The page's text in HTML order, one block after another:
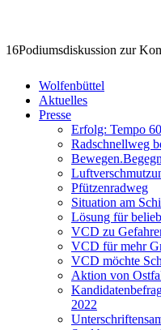
Podiumsdiskussion zur
Wolfenbüttel
Aktuelles
Presse
Erfolg: Tempo
Radschnellweg
Pfützenradweg
Situation am
Lösung für
VCD zu
VCD für mehr
VCD möchte
Aktion von
2022